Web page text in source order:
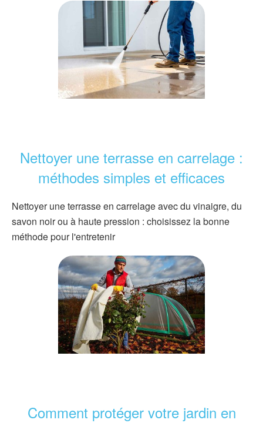
Nettoyer une terrasse en carrelage :
méthodes simples et efficaces
Nettoyer une terrasse en carrelage avec du vinaigre, du
savon noir ou à haute pression : choisissez la bonne
méthode pour l'entretenir
Comment protéger votre jardin en